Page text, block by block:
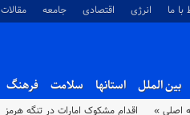
با ما انرژی اقتصادی جامعه مقالات
بین الملل استانها سلامت فرهنگ
اصلی » اقدام مشکوک امارات در تنگه هرمز